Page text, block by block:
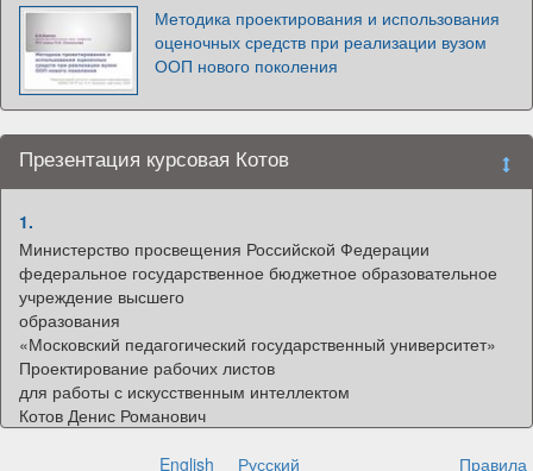
Методика проектирования и использования
оценочных средств при реализации вузом
ООП нового поколения
Презентация курсовая Котов
1.
Министерство просвещения Российской Федерации
федеральное государственное бюджетное образовательное
учреждение высшего
образования
«Московский педагогический государственный университет»
Проектирование рабочих листов
для работы с искусственным интеллектом
Котов Денис Романович
Кафедра технологии и профессионального обучения
English Русский Правила